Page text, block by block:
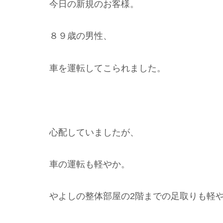
今日の新規のお客様。
８９歳の男性、
車を運転してこられました。
心配していましたが、
車の運転も軽やか。
やよしの整体部屋の2階までの足取りも軽